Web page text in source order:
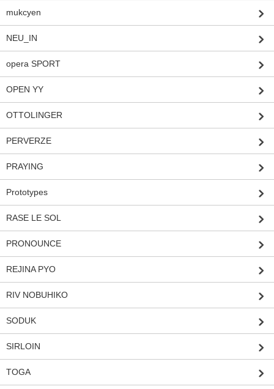
mukcyen
NEU_IN
opera SPORT
OPEN YY
OTTOLINGER
PERVERZE
PRAYING
Prototypes
RASE LE SOL
PRONOUNCE
REJINA PYO
RIV NOBUHIKO
SODUK
SIRLOIN
TOGA